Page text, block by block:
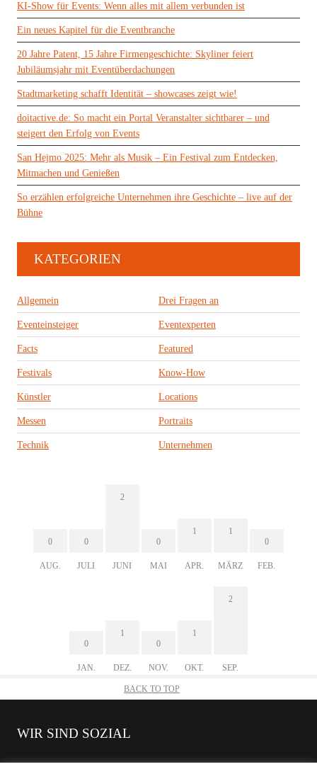
KI-Show für Events: Wenn alles mit allem verbunden ist
Ein neues Kapitel für die Eventbranche
20 Jahre Patent, 15 Jahre Firmengeschichte: Skyliner feiert
Jubiläumsjahr mit Eventüberdachungen
Stadtmarketing schafft Identität – showcases zeigt wie!
doitactive.de: So macht ein Portal Veranstalter sichtbarer – und
steigert den Erfolg von Events
San Hejmo 2025: Mehr als Musik – Ein Festival zum Entdecken,
Mitmachen und Genießen
So erzählen erfolgreiche Unternehmen ihre Geschichte – live auf der
Bühne
KATEGORIEN
Allgemein Drei Fragen an
Eventeinsteiger Eventexperten
Facts Featured
Festivals Know-How
Künstler Locations
Messen Portraits
Technik Unternehmen
0
AUG.
0
JULI
2
JUNI
0
MAI
1
APR.
1
MÄRZ
0
FEB.
0
JAN.
1
DEZ.
0
NOV.
1
OKT.
2
SEP.
BACK TO TOP
WIR SIND SOZIAL